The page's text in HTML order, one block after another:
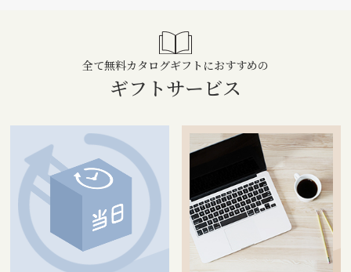
全て無料カタログギフトにおすすめの
ギフトサービス